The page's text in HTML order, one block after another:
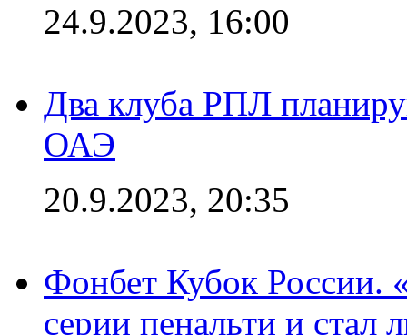
24.9.2023, 16:00
Два клуба РПЛ
ОАЭ
20.9.2023, 20:35
Фонбет Кубок России.
серии пенальти и стал